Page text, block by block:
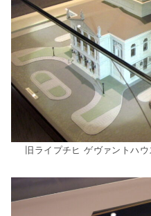
旧ライプチヒ ゲヴァントハ